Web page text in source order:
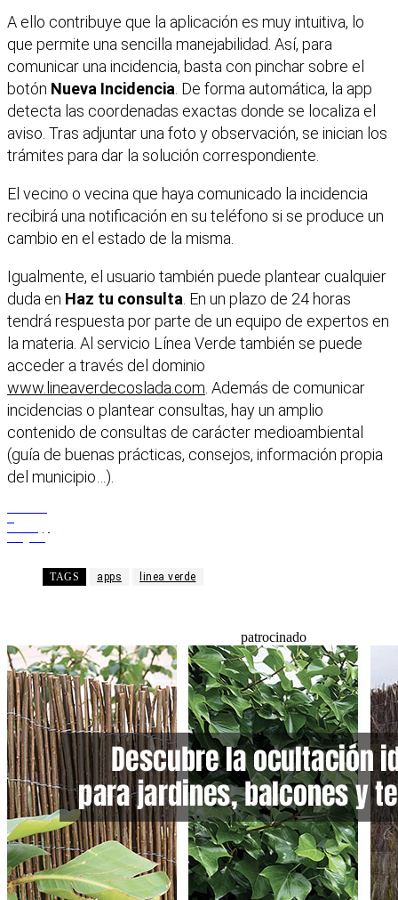
A ello contribuye que la aplicación es muy intuitiva, lo
que permite una sencilla manejabilidad. Así, para
comunicar una incidencia, basta con pinchar sobre el
botón Nueva Incidencia . De forma automática, la app
detecta las coordenadas exactas donde se localiza el
aviso. Tras adjuntar una foto y observación, se inician los
trámites para dar la solución correspondiente.
El vecino o vecina que haya comunicado la incidencia
recibirá una notificación en su teléfono si se produce un
cambio en el estado de la misma.
Igualmente, el usuario también puede plantear cualquier
duda en Haz tu consulta . En un plazo de 24 horas
tendrá respuesta por parte de un equipo de expertos en
la materia. Al servicio Línea Verde también se puede
acceder a través del dominio
www.lineaverdecoslada.com . Además de comunicar
incidencias o plantear consultas, hay un amplio
contenido de consultas de carácter medioambiental
(guía de buenas prácticas, consejos, información propia
del municipio…).
TAGS apps linea verde
patrocinado